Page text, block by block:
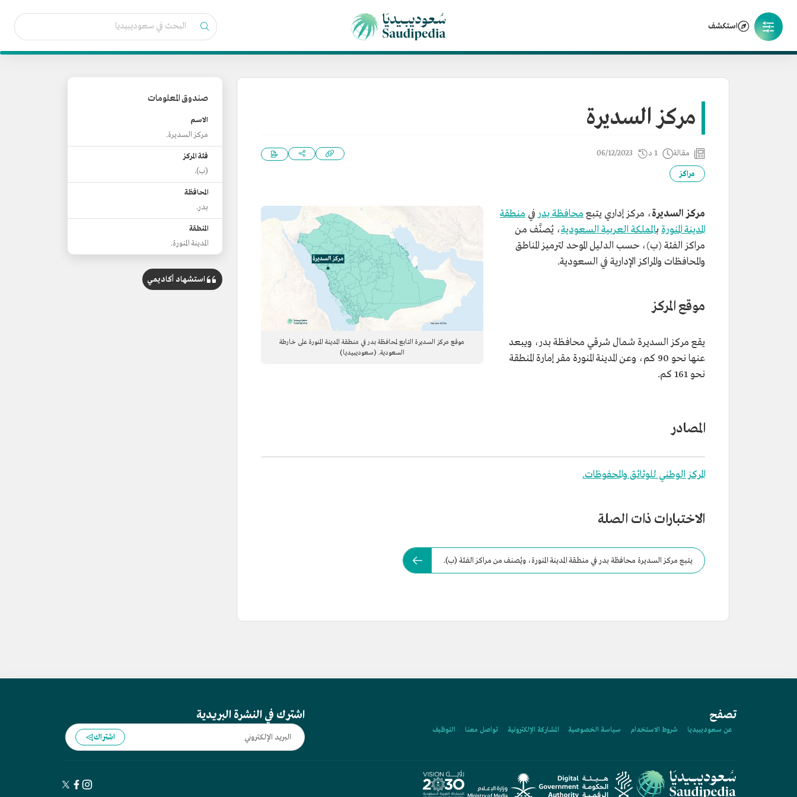
استكشف
مركز السديرة
مقالة 1 د 06/12/2023
مراكز
موقع مركز السديرة التابع لمحافظة بدر في منطقة المدينة المنورة على خارطة
السعودية. (سعوديبيديا)
مركز السديرة، مركز إداري يتبع محافظة بدر في منطقة
المدينة المنورة بالمملكة العربية السعودية، يُصنَّف من
مراكز الفئة (ب)، حسب الدليل الموحد لترميز المناطق
والمحافظات والمراكز الإدارية في السعودية.
موقع المركز
يقع مركز السديرة شمال شرقي محافظة بدر، ويبعد
عنها نحو 90 كم، وعن المدينة المنورة مقر إمارة المنطقة
نحو 161 كم.
المصادر
المركز الوطني للوثائق والمحفوظات.
الاختبارات ذات الصلة
يتبع مركز السديرة محافظة بدر في منطقة المدينة المنورة، ويُصنف من مراكز الفئة (ب).
صندوق المعلومات
الاسم
مركز السديرة.
فئة المركز
(ب).
المحافظة
بدر.
المنطقة
المدينة المنورة.
استشهاد أكاديمي
تصفح
عن سعوديبيديا شروط الاستخدام سياسة الخصوصية المشاركة الإلكترونية تواصل معنا التوظيف
اشترك في النشرة البريدية
اشتراك